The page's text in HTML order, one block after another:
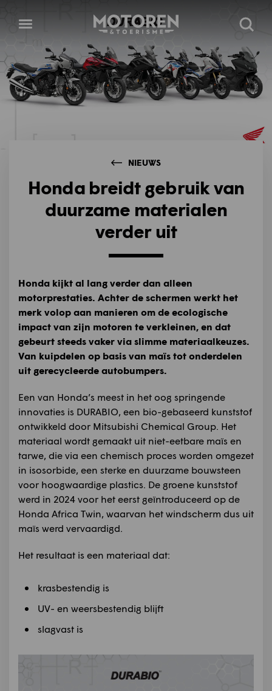
Open
Homepage Zoeken
NIEUWS
Honda breidt gebruik van
duurzame materialen
verder uit
Honda kijkt al lang verder dan alleen
motorprestaties. Achter de schermen werkt het
merk volop aan manieren om de ecologische
impact van zijn motoren te verkleinen, en dat
gebeurt steeds vaker via slimme materiaalkeuzes.
Van kuipdelen op basis van maïs tot onderdelen
uit gerecycleerde autobumpers.
Een van Honda’s meest in het oog springende
innovaties is DURABIO, een bio-gebaseerd kunststof
ontwikkeld door Mitsubishi Chemical Group. Het
materiaal wordt gemaakt uit niet-eetbare maïs en
tarwe, die via een chemisch proces worden omgezet
in isosorbide, een sterke en duurzame bouwsteen
voor hoogwaardige plastics. De groene kunststof
werd in 2024 voor het eerst geïntroduceerd op de
Honda Africa Twin, waarvan het windscherm dus uit
maïs werd vervaardigd.
Het resultaat is een materiaal dat:
krasbestendig is
UV- en weersbestendig blijft
slagvast is